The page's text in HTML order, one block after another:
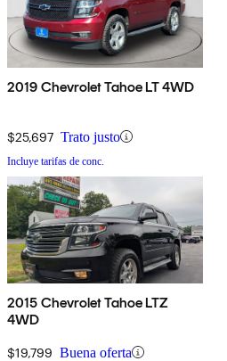
2019 Chevrolet Tahoe LT 4WD
$25,697 Trato justo
Incluye tarifas de conc.
2015 Chevrolet Tahoe LTZ
4WD
$19,799 Buena oferta